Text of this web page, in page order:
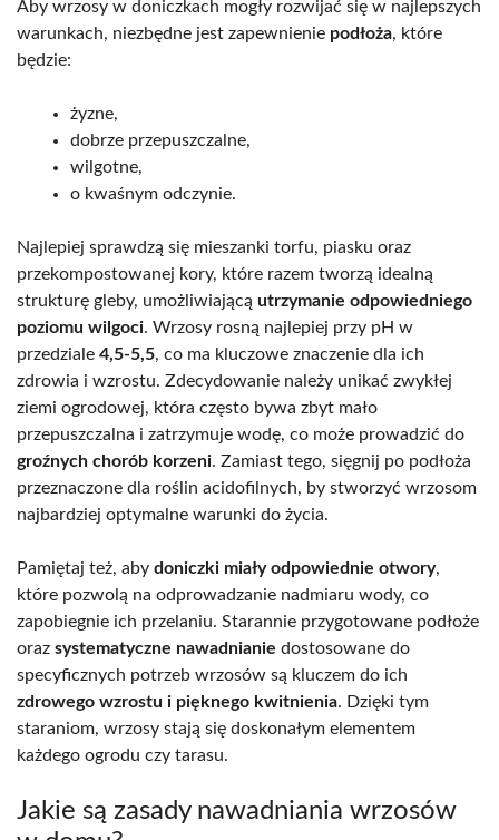
Aby wrzosy w doniczkach mogły rozwijać się w najlepszych
warunkach, niezbędne jest zapewnienie podłoża, które
będzie:
żyzne,
dobrze przepuszczalne,
wilgotne,
o kwaśnym odczynie.
Najlepiej sprawdzą się mieszanki torfu, piasku oraz
przekompostowanej kory, które razem tworzą idealną
strukturę gleby, umożliwiającą utrzymanie odpowiedniego
poziomu wilgoci. Wrzosy rosną najlepiej przy pH w
przedziale 4,5-5,5, co ma kluczowe znaczenie dla ich
zdrowia i wzrostu. Zdecydowanie należy unikać zwykłej
ziemi ogrodowej, która często bywa zbyt mało
przepuszczalna i zatrzymuje wodę, co może prowadzić do
groźnych chorób korzeni. Zamiast tego, sięgnij po podłoża
przeznaczone dla roślin acidofilnych, by stworzyć wrzosom
najbardziej optymalne warunki do życia.
Pamiętaj też, aby doniczki miały odpowiednie otwory,
które pozwolą na odprowadzanie nadmiaru wody, co
zapobiegnie ich przelaniu. Starannie przygotowane podłoże
oraz systematyczne nawadnianie dostosowane do
specyficznych potrzeb wrzosów są kluczem do ich
zdrowego wzrostu i pięknego kwitnienia. Dzięki tym
staraniom, wrzosy stają się doskonałym elementem
każdego ogrodu czy tarasu.
Jakie są zasady nawadniania wrzosów